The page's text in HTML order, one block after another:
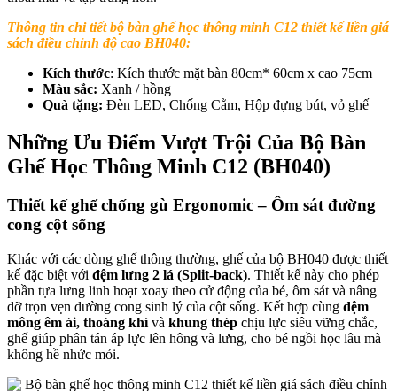
Thông tin chi tiếtbộ bàn ghế học thông minh C12 thiết kế liền giá
sách điều chỉnh độ cao BH040:
Kích thước: Kích thước mặt bàn 80cm* 60cm x cao 75cm
Màu sắc: Xanh / hồng
Quà tặng: Đèn LED, Chống Cằm, Hộp đựng bút, vỏ ghế
Những Ưu Điểm Vượt Trội Của Bộ Bàn
Ghế Học Thông Minh C12 (BH040)
Thiết kế ghế chống gù Ergonomic – Ôm sát đường
cong cột sống
Khác với các dòng ghế thông thường, ghế của bộ BH040 được thiết
kế đặc biệt với đệm lưng 2 lá (Split-back). Thiết kế này cho phép
phần tựa lưng linh hoạt xoay theo cử động của bé, ôm sát và nâng
đỡ trọn vẹn đường cong sinh lý của cột sống. Kết hợp cùng đệm
mông êm ái, thoáng khívà khung thép chịu lực siêu vững chắc,
ghế giúp phân tán áp lực lên hông và lưng, cho bé ngồi học lâu mà
không hề nhức mỏi.